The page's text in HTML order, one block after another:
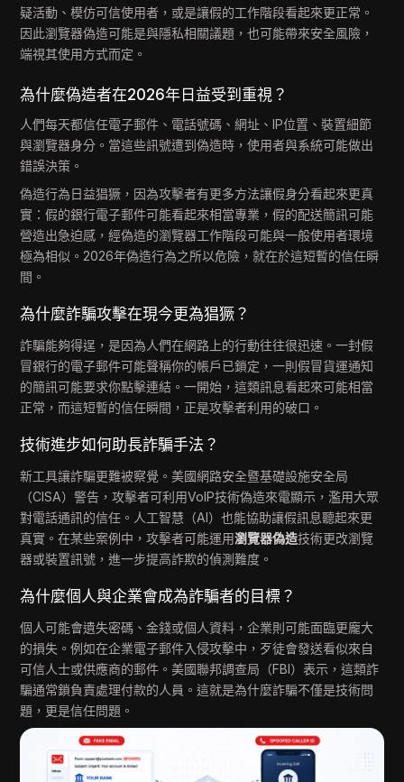
疑活動、模仿可信使用者，或是讓假的工作階段看起來更正常。
因此瀏覽器偽造可能是與隱私相關議題，也可能帶來安全風險，
端視其使用方式而定。
為什麼偽造者在2026年日益受到重視？
人們每天都信任電子郵件、電話號碼、網址、IP位置、裝置細節
與瀏覽器身分。當這些訊號遭到偽造時，使用者與系統可能做出
錯誤決策。
偽造行為日益猖獗，因為攻擊者有更多方法讓假身分看起來更真
實：假的銀行電子郵件可能看起來相當專業，假的配送簡訊可能
營造出急迫感，經偽造的瀏覽器工作階段可能與一般使用者環境
極為相似。2026年偽造行為之所以危險，就在於這短暫的信任瞬
間。
為什麼詐騙攻擊在現今更為猖獗？
詐騙能夠得逞，是因為人們在網路上的行動往往很迅速。一封假
冒銀行的電子郵件可能聲稱你的帳戶已鎖定，一則假冒貨運通知
的簡訊可能要求你點擊連結。一開始，這類訊息看起來可能相當
正常，而這短暫的信任瞬間，正是攻擊者利用的破口。
技術進步如何助長詐騙手法？
新工具讓詐騙更難被察覺。美國網路安全暨基礎設施安全局
（CISA）警告，攻擊者可利用VoIP技術偽造來電顯示，濫用大眾
對電話通訊的信任。人工智慧（AI）也能協助讓假訊息聽起來更
真實。在某些案例中，攻擊者可能運用瀏覽器偽造技術更改瀏覽
器或裝置訊號，進一步提高詐欺的偵測難度。
為什麼個人與企業會成為詐騙者的目標？
個人可能會遺失密碼、金錢或個人資料，企業則可能面臨更龐大
的損失。例如在企業電子郵件入侵攻擊中，歹徒會發送看似來自
可信人士或供應商的郵件。美國聯邦調查局（FBI）表示，這類詐
騙通常鎖負責處理付款的人員。這就是為什麼詐騙不僅是技術問
題，更是信任問題。